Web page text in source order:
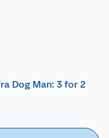
Dog Man: 3 for 2